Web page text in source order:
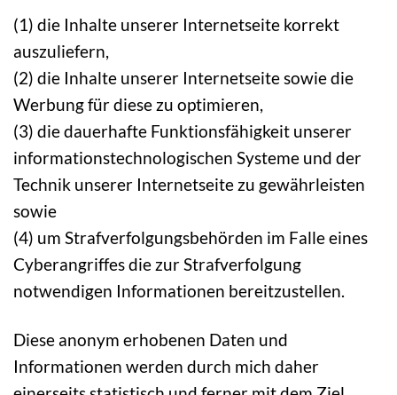
(1) die Inhalte unserer Internetseite korrekt
auszuliefern,
(2) die Inhalte unserer Internetseite sowie die
Werbung für diese zu optimieren,
(3) die dauerhafte Funktionsfähigkeit unserer
informationstechnologischen Systeme und der
Technik unserer Internetseite zu gewährleisten
sowie
(4) um Strafverfolgungsbehörden im Falle eines
Cyberangriffes die zur Strafverfolgung
notwendigen Informationen bereitzustellen.
Diese anonym erhobenen Daten und
Informationen werden durch mich daher